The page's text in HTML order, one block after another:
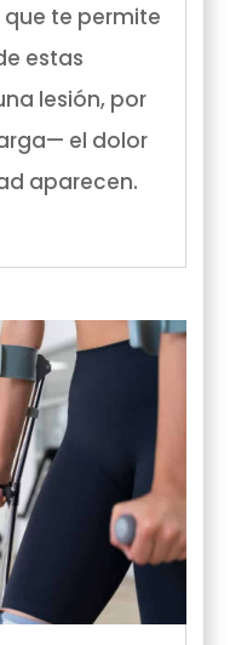
te permite
estas
lesión, por
el dolor
aparecen.